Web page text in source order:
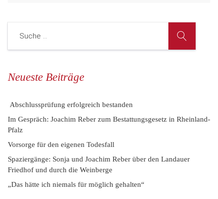
Neueste Beiträge
Abschlussprüfung erfolgreich bestanden
Im Gespräch: Joachim Reber zum Bestattungsgesetz in Rheinland-
Pfalz
Vorsorge für den eigenen Todesfall
Spaziergänge: Sonja und Joachim Reber über den Landauer
Friedhof und durch die Weinberge
„Das hätte ich niemals für möglich gehalten“